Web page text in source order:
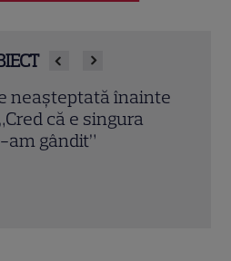
de euro pentru
anunță că va
Concurenței